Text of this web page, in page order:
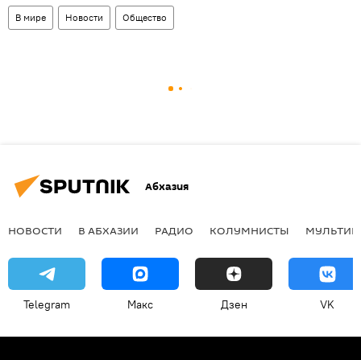
В мире Новости Общество
Абхазия
НОВОСТИ В АБХАЗИИ РАДИО КОЛУМНИСТЫ
Telegram Макс Дзен VK